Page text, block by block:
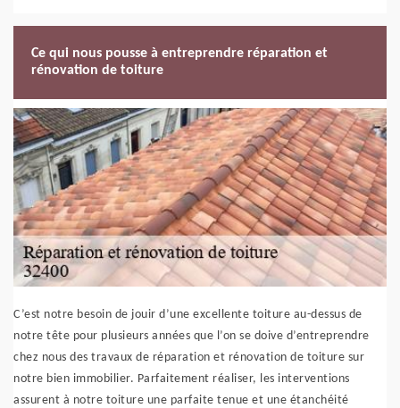
Ce qui nous pousse à entreprendre réparation et
rénovation de toiture
C’est notre besoin de jouir d’une excellente toiture au-dessus de
notre tête pour plusieurs années que l’on se doive d’entreprendre
chez nous des travaux de réparation et rénovation de toiture sur
notre bien immobilier. Parfaitement réaliser, les interventions
assurent à notre toiture une parfaite tenue et une étanchéité